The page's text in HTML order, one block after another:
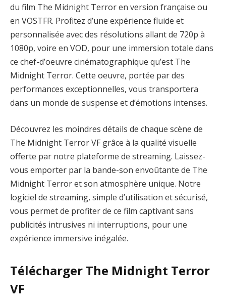
du film The Midnight Terror en version française ou
en VOSTFR. Profitez d’une expérience fluide et
personnalisée avec des résolutions allant de 720p à
1080p, voire en VOD, pour une immersion totale dans
ce chef-d’oeuvre cinématographique qu’est The
Midnight Terror. Cette oeuvre, portée par des
performances exceptionnelles, vous transportera
dans un monde de suspense et d’émotions intenses.
Découvrez les moindres détails de chaque scène de
The Midnight Terror VF grâce à la qualité visuelle
offerte par notre plateforme de streaming. Laissez-
vous emporter par la bande-son envoûtante de The
Midnight Terror et son atmosphère unique. Notre
logiciel de streaming, simple d’utilisation et sécurisé,
vous permet de profiter de ce film captivant sans
publicités intrusives ni interruptions, pour une
expérience immersive inégalée.
Télécharger The Midnight Terror
VF